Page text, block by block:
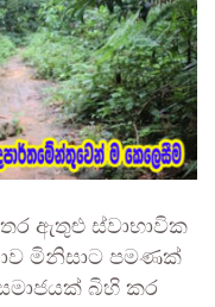
ඇතුළු ස්වාභාවික
මිනිසාට පමණක්
බිහි කර